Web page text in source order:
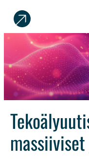
Sijoittaja.fi
Tee
parempia
sijoituspäätöksiä